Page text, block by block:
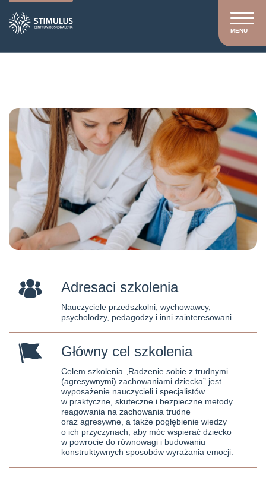
MENU
Adresaci szkolenia
Nauczyciele przedszkolni, wychowawcy,
psycholodzy, pedagodzy i inni zainteresowani
Główny cel szkolenia
Celem szkolenia
„Radzenie sobie z trudnymi
(agresywnymi) zachowaniami dziecka” jest
wyposażenie nauczycieli i specjalistów
w praktyczne, skuteczne i bezpieczne metody
reagowania na zachowania trudne
oraz agresywne, a także pogłębienie wiedzy
o ich przyczynach, aby móc wspierać dziecko
w powrocie do równowagi i budowaniu
konstruktywnych sposobów wyrażania emocji.